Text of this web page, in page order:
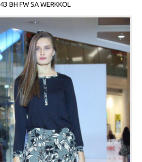
43 BH FW SA WERKKOL